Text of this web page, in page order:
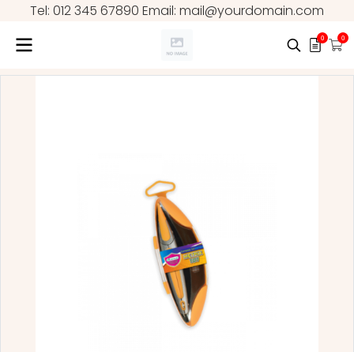
Tel: 012 345 67890 Email: mail@yourdomain.com
0 0